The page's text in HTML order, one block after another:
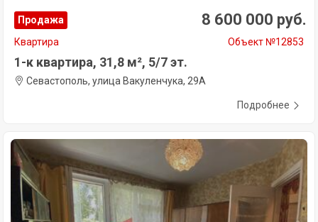
Продажа 8 600 000 руб.
Квартира Объект №12853
1-к квартира, 31,8 м², 5/7 эт.
Севастополь, улица Вакуленчука, 29А
Подробнее